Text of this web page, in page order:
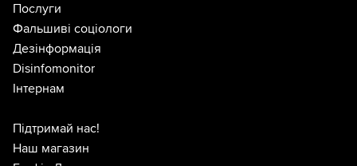
Послуги
Фальшиві соціологи
Дезінформація
Disinfomonitor
Інтернам
Підтримай нас!
Наш магазин